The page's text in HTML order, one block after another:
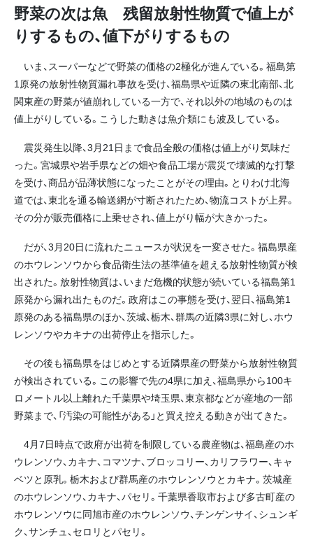
野菜の次は魚 残留放射性物質で値上が
りするもの、値下がりするもの
いま、スーパーなどで野菜の価格の2極化が進んでいる。福島第
1原発の放射性物質漏れ事故を受け、福島県や近隣の東北南部、北
関東産の野菜が値崩れしている一方で、それ以外の地域のものは
値上がりしている。こうした動きは魚介類にも波及している。
震災発生以降、3月21日まで食品全般の価格は値上がり気味だ
った。宮城県や岩手県などの畑や食品工場が震災で壊滅的な打撃
を受け、商品が品薄状態になったことがその理由。とりわけ北海
道では、東北を通る輸送網が寸断されたため、物流コストが上昇。
その分が販売価格に上乗せされ、値上がり幅が大きかった。
だが、3月20日に流れたニュースが状況を一変させた。福島県産
のホウレンソウから食品衛生法の基準値を超える放射性物質が検
出された。放射性物質は、いまだ危機的状態が続いている福島第1
原発から漏れ出たものだ。政府はこの事態を受け、翌日、福島第1
原発のある福島県のほか、茨城、栃木、群馬の近隣3県に対し、ホウ
レンソウやカキナの出荷停止を指示した。
その後も福島県をはじめとする近隣県産の野菜から放射性物質
が検出されている。この影響で先の4県に加え、福島県から100キ
ロメートル以上離れた千葉県や埼玉県、東京都などが産地の一部
野菜まで、「汚染の可能性がある」と買え控える動きが出てきた。
4月7日時点で政府が出荷を制限している農産物は、福島産のホ
ウレンソウ、カキナ、コマツナ、ブロッコリー、カリフラワー、キャ
ベツと原乳。栃木および群馬産のホウレンソウとカキナ。茨城産
のホウレンソウ、カキナ、パセリ。千葉県香取市および多古町産の
ホウレンソウに同旭市産のホウレンソウ、チンゲンサイ、シュンギ
ク、サンチュ、セロリとパセリ。